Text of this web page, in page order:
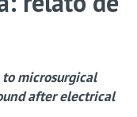
microsurgical
after electrical